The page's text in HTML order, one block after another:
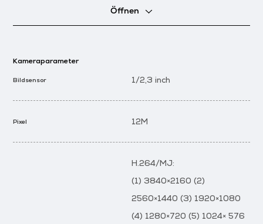
Öffnen
Kameraparameter
Bildsensor 1/2,3 inch
Pixel 12M
H.264/MJ:
(1) 3840×2160 (2)
2560×1440 (3) 1920×1080
(4) 1280×720 (5) 1024× 576